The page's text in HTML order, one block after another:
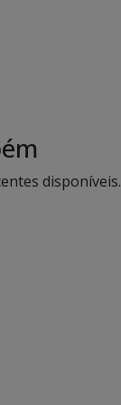
disponíveis.